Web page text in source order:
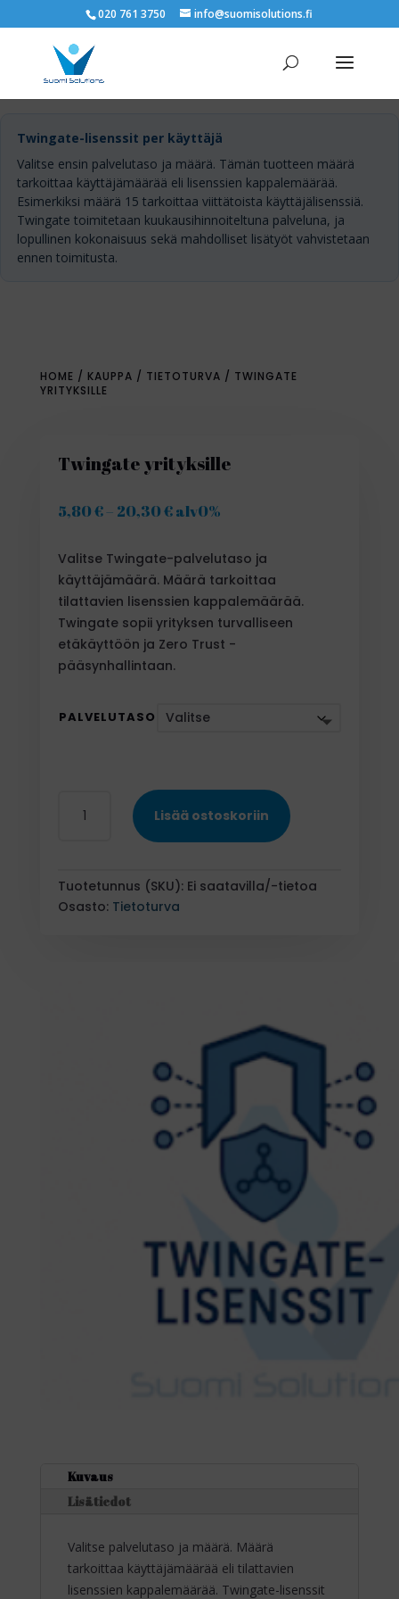
020 761 3750 info@suomisolutions.fi
Twingate-lisenssit per käyttäjä
Valitse ensin palvelutaso ja määrä. Tämän tuotteen määrä
tarkoittaa käyttäjämäärää eli lisenssien kappalemäärää.
Esimerkiksi määrä 15 tarkoittaa viittätoista käyttäjälisenssiä.
Twingate toimitetaan kuukausihinnoiteltuna palveluna, ja
lopullinen kokonaisuus sekä mahdolliset lisätyöt vahvistetaan
ennen toimitusta.
HOME / KAUPPA / TIETOTURVA / TWINGATE
YRITYKSILLE
Twingate yrityksille
5,80€– 20,30€Hintaluokka:
20,30 €
alv0%
Valitse Twingate-palvelutaso ja
käyttäjämäärä. Määrä tarkoittaa
tilattavien lisenssien kappalemäärää.
Twingate sopii yrityksen turvalliseen
etäkäyttöön ja Zero Trust -
pääsynhallintaan.
PALVELUTASO
yrityksille
Lisää ostoskoriin
Tuotetunnus (SKU): Ei saatavilla/-tietoa
Osasto: Tietoturva
Kuvaus
Lisätiedot
Valitse palvelutaso ja määrä. Määrä
tarkoittaa käyttäjämäärää eli tilattavien
lisenssien kappalemäärää. Twingate-lisenssit